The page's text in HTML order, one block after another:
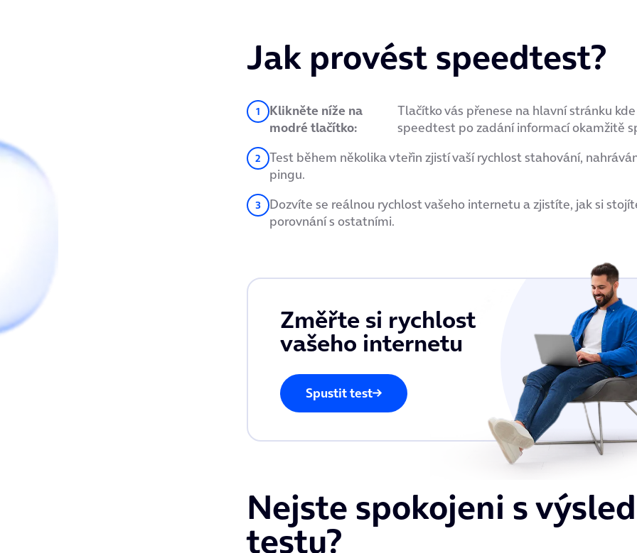
Jak provést speedtest?
Klikněte níže na
modré tlačítko:
Tlačítko vás přenese na hlavní stránku
speedtest po zadání informací okamžitě
Test během několika vteřin zjistí vaší rychlost stahování,
pingu.
Dozvíte se reálnou rychlost vašeho internetu a zjistíte, jak si
porovnání s ostatními.
Změřte si rychlost
vašeho internetu
Spustit test
Nejste spokojeni s
testu?